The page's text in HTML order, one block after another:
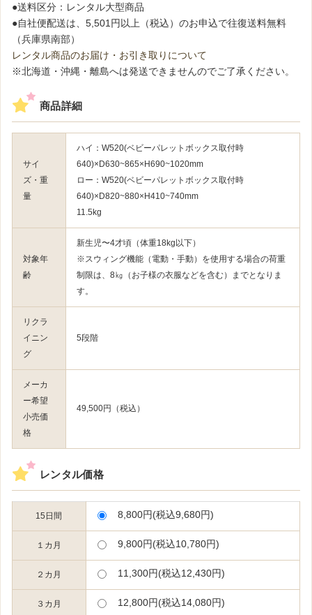
●送料区分：レンタル大型商品
●自社便配送は、5,501円以上（税込）のお申込で往復送料無料
（兵庫県南部）
レンタル商品のお届け・お引き取りについて
※北海道・沖縄・離島へは発送できませんのでご了承ください。
商品詳細
サイ
ズ・重
量
ハイ：W520(ベビーパレットボックス取付時
640)×D630~865×H690~1020mm
ロー：W520(ベビーパレットボックス取付時
640)×D820~880×H410~740mm
11.5kg
対象年
齢
新生児〜4才頃（体重18kg以下）
※スウィング機能（電動・手動）を使用する場合の荷重
制限は、8㎏（お子様の衣服などを含む）までとなりま
す。
リクラ
イニン
グ
5段階
メーカ
ー希望
小売価
格
49,500円（税込）
レンタル価格
15日間 8,800円(税込9,680円)
１カ月 9,800円(税込10,780円)
２カ月 11,300円(税込12,430円)
３カ月 12,800円(税込14,080円)